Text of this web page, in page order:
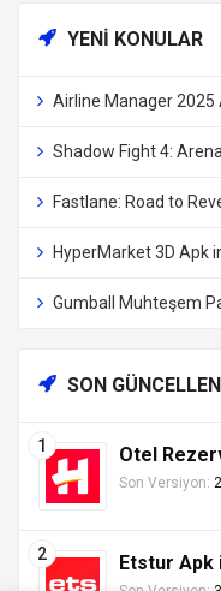
YENI KONULAR
Airline Manager 2025
Shadow Fight 4:
Fastlane: Road to
HyperMarket 3D Apk
Gumball Muhteşem
SON
Otel
Son Versiyon:
Etstur Apk